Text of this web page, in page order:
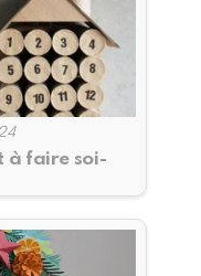
à faire soi-